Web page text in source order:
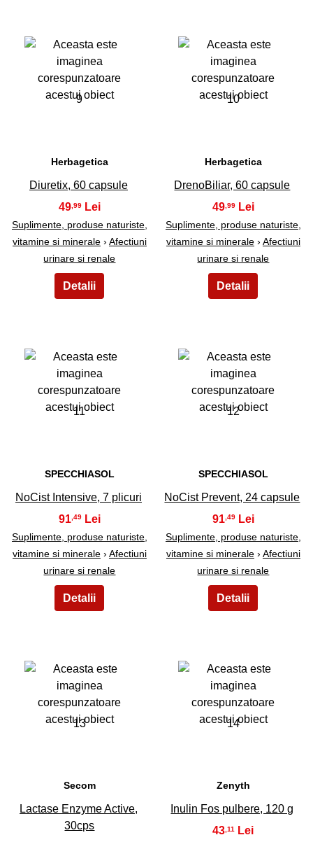
9
Herbagetica
Diuretix, 60 capsule
49,99
Suplimente, produse naturiste,
vitamine si minerale› Afectiuni
urinare si renale
10
Herbagetica
DrenoBiliar, 60 capsule
49,99
Suplimente, produse naturiste,
vitamine si minerale› Afectiuni
urinare si renale
11
SPECCHIASOL
NoCist Intensive, 7 plicuri
91,49
Suplimente, produse naturiste,
vitamine si minerale› Afectiuni
urinare si renale
12
SPECCHIASOL
NoCist Prevent, 24 capsule
91,49
Suplimente, produse naturiste,
vitamine si minerale› Afectiuni
urinare si renale
13
Secom
Lactase Enzyme Active,
30cps
14
Zenyth
Inulin Fos pulbere, 120 g
43 ,11